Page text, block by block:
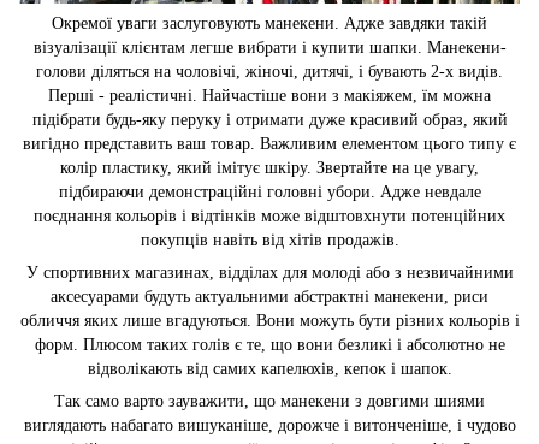
Окремої уваги заслуговують манекени. Адже завдяки такій
візуалізації клієнтам легше вибрати і купити шапки. Манекени-
голови діляться на чоловічі, жіночі, дитячі, і бувають 2-х видів.
Перші - реалістичні. Найчастіше вони з макіяжем, їм можна
підібрати будь-яку перуку і отримати дуже красивий образ, який
вигідно представить ваш товар. Важливим елементом цього типу є
колір пластику, який імітує шкіру. Звертайте на це увагу,
підбираючи демонстраційні головні убори. Адже невдале
поєднання кольорів і відтінків може відштовхнути потенційних
покупців навіть від хітів продажів.
У спортивних магазинах, відділах для молоді або з незвичайними
аксесуарами будуть актуальними абстрактні манекени, риси
обличчя яких лише вгадуються. Вони можуть бути різних кольорів і
форм. Плюсом таких голів є те, що вони безликі і абсолютно не
відволікають від самих капелюхів, кепок і шапок.
Так само варто зауважити, що манекени з довгими шиями
виглядають набагато вишуканіше, дорожче і витонченіше, і чудово